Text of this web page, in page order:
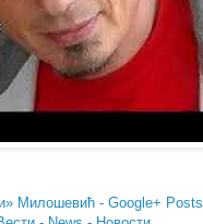
Милошевић - Google+ Posts